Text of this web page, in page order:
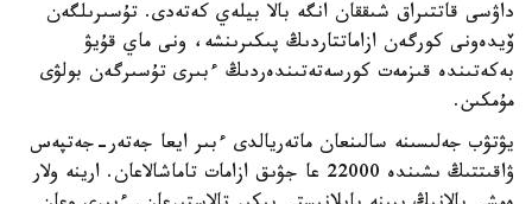
داۋسى قاتتىراق شىققان انگە بالا بيلەي كەتەدى. تۇسىرىلگەن
ۆيدەونى كورگەن ازاماتتاردىڭ پىكىرىنشە، ونى ماي قۇيۋ
بەكەتىندە قىزمەت كورسەتەتىندەردىڭ ءبىرى تۇسىرگەن بولۋى
مۇمكىن.
يۋتۋب جەلىسىنە سالىنعان ماتەريالدى ءبىر ايعا جەتەر-جەتپەس
ۋاقىتتىڭ ىشىندە 22000 عا جۋىق ازامات تاماشالاعان. ارينە ولار